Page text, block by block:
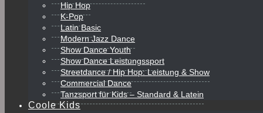
Hip Hop
K-Pop
Latin Basic
Modern Jazz Dance
Show Dance Youth
Show Dance Leistungssport
Streetdance / Hip Hop: Leistung & Show
Commercial Dance
Tanzsport für Kids – Standard & Latein
Coole Kids